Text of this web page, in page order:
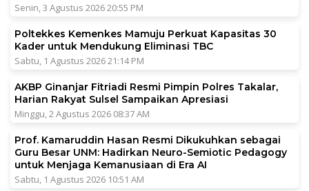
Senin, 3 Agustus 2026 20:55 PM
Poltekkes Kemenkes Mamuju Perkuat Kapasitas 30
Kader untuk Mendukung Eliminasi TBC
Sabtu, 1 Agustus 2026 21:14 PM
AKBP Ginanjar Fitriadi Resmi Pimpin Polres Takalar,
Harian Rakyat Sulsel Sampaikan Apresiasi
Minggu, 2 Agustus 2026 08:37 AM
Prof. Kamaruddin Hasan Resmi Dikukuhkan sebagai
Guru Besar UNM: Hadirkan Neuro-Semiotic Pedagogy
untuk Menjaga Kemanusiaan di Era AI
Sabtu, 1 Agustus 2026 10:51 AM